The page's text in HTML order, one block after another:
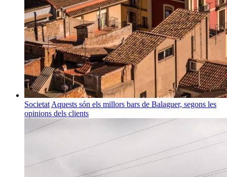
Societat Aquests són els millors bars de Balaguer, segons les
opinions dels clients